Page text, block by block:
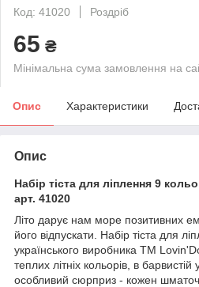
Код: 41020
Роздріб
65 ₴
Мінімальна сума замовлення на
Опис Характеристики
Опис
Набір тіста для ліплення 9
арт. 41020
Літо дарує нам море позитивних
його відпускати. Набір тіста для
українського виробника ТМ Lovin'Do
теплих літніх кольорів, в
особливий сюрприз - кожен